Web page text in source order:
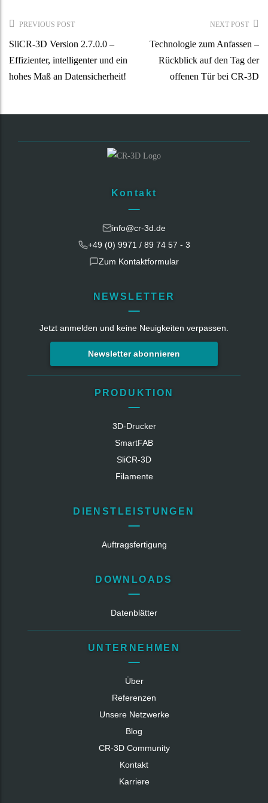
PREVIOUS POST
SliCR-3D Version 2.7.0.0 –
Effizienter, intelligenter und ein
hohes Maß an Datensicherheit!
NEXT POST
Technologie zum Anfassen –
Rückblick auf den Tag der
offenen Tür bei CR-3D
Kontakt
info@cr-3d.de
+49 (0) 9971 / 89 74 57 - 3
Zum Kontaktformular
NEWSLETTER
Jetzt anmelden und keine Neuigkeiten verpassen.
Newsletter abonnieren
PRODUKTION
3D-Drucker
SmartFAB
SliCR‑3D
Filamente
DIENSTLEISTUNGEN
Auftragsfertigung
DOWNLOADS
Datenblätter
UNTERNEHMEN
Über
Referenzen
Unsere Netzwerke
Blog
CR‑3D Community
Kontakt
Karriere